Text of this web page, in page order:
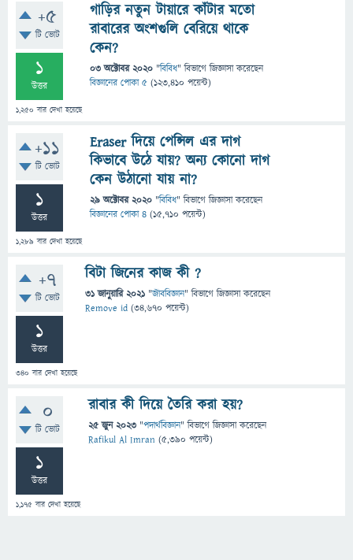
+5
টি ভোট
1
উত্তর
1,250 বার দেখা হয়েছে
গাড়ির নতুন টায়ারে কাঁটার মতো
রাবারের অংশগুলি বেরিয়ে থাকে
কেন?
03 অক্টোবর 2020 "বিবিধ" বিভাগে জিজ্ঞাসাকরেছেন
বিজ্ঞানের পোকা ৫ (123,410 পয়েন্ট)
+11
টি ভোট
1
উত্তর
1,289 বার দেখা হয়েছে
Eraser দিয়ে পেন্সিল এর দাগ
কিভাবে উঠে যায়? অন্য কোনো দাগ
কেন উঠানো যায় না?
29 অক্টোবর 2020 "বিবিধ" বিভাগে জিজ্ঞাসাকরেছেন
বিজ্ঞানের পোকা ৪ (15,710 পয়েন্ট)
+7
টি ভোট
1
উত্তর
340 বার দেখা হয়েছে
বিটা জিনের কাজ কী ?
31 জানুয়ারি 2021 "জীববিজ্ঞান" বিভাগে জিজ্ঞাসাকরেছেন
Remove id (34,670 পয়েন্ট)
0
টি ভোট
1
উত্তর
1,175 বার দেখা হয়েছে
রাবার কী দিয়ে তৈরি করা হয়?
25 জুন 2023 "পদার্থবিজ্ঞান" বিভাগে জিজ্ঞাসাকরেছেন
Rafikul Al Imran (5,390 পয়েন্ট)